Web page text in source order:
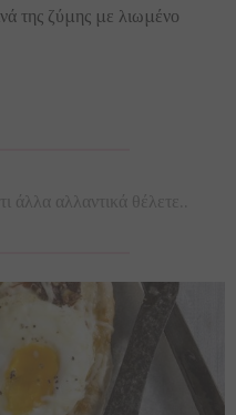
της ζύμης με λιωμένο
άλλα αλλαντικά θέλετε..